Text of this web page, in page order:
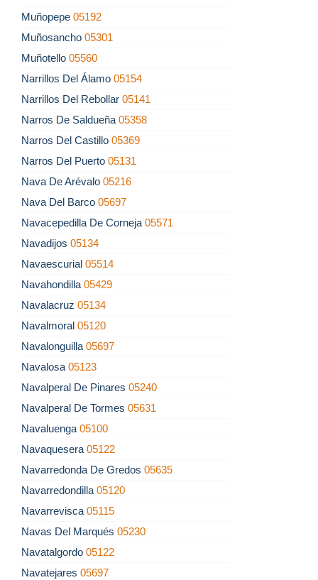
Muñopepe 05192
Muñosancho 05301
Muñotello 05560
Narrillos Del Álamo 05154
Narrillos Del Rebollar 05141
Narros De Saldueña 05358
Narros Del Castillo 05369
Narros Del Puerto 05131
Nava De Arévalo 05216
Nava Del Barco 05697
Navacepedilla De Corneja 05571
Navadijos 05134
Navaescurial 05514
Navahondilla 05429
Navalacruz 05134
Navalmoral 05120
Navalonguilla 05697
Navalosa 05123
Navalperal De Pinares 05240
Navalperal De Tormes 05631
Navaluenga 05100
Navaquesera 05122
Navarredonda De Gredos 05635
Navarredondilla 05120
Navarrevisca 05115
Navas Del Marqués 05230
Navatalgordo 05122
Navatejares 05697